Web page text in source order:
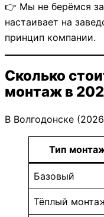
👉 Мы не берёмся
настаивает на
принцип компании.
Сколько
монтаж в
В Волгодонске
Тип
Базовый
Тёплый